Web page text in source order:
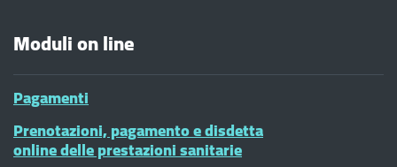
Moduli on line
Pagamenti
Prenotazioni, pagamento e disdetta
online delle prestazioni sanitarie